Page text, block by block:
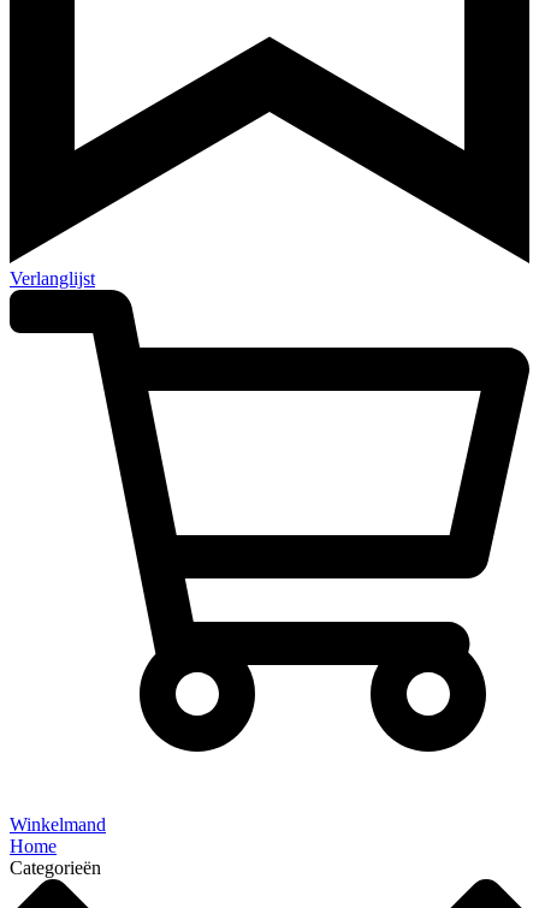
Verlanglijst
Winkelmand
Home
Categorieën